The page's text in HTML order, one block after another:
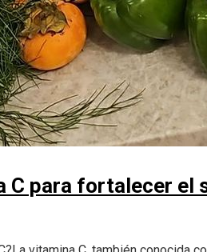
C para fortalecer el